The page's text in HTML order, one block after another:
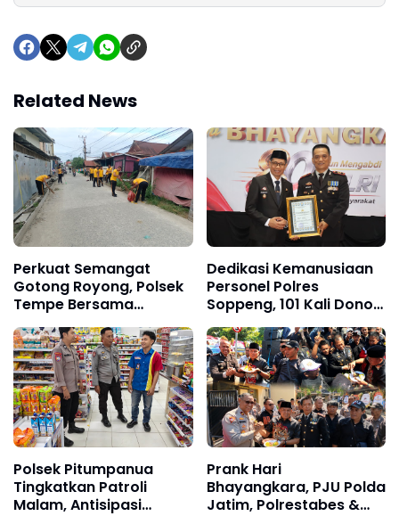
Related News
Perkuat Semangat
Gotong Royong, Polsek
Tempe Bersama
Stakeholder
Laksanakan Kerja Bakti
di Watallipue
Dedikasi Kemanusiaan
Personel Polres
Soppeng, 101 Kali Donor
Darah Raih
Penghargaan Kapolres
dan Diusulkan Terima
Penghargaan Presiden
Polsek Pitumpanua
Tingkatkan Patroli
Malam, Antisipasi
Prank Hari
Bhayangkara, PJU Polda
Jatim, Polrestabes &